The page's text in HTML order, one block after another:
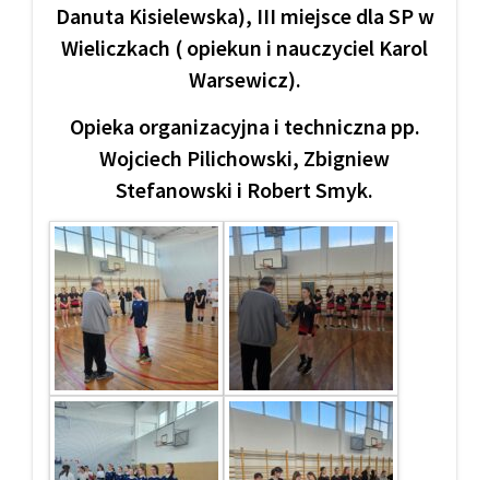
Danuta Kisielewska), III miejsce dla SP w
Wieliczkach ( opiekun i nauczyciel Karol
Warsewicz).
Opieka organizacyjna i techniczna pp.
Wojciech Pilichowski, Zbigniew
Stefanowski i Robert Smyk.